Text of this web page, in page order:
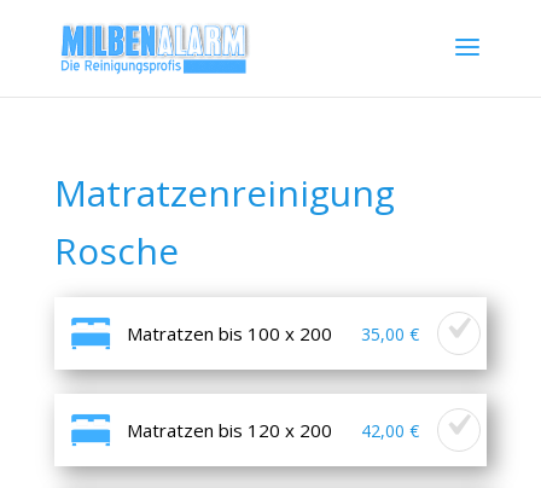
Matratzenreinigung
Rosche
Matratzen bis 100 x 200 35,00 €
Matratzen bis 120 x 200 42,00 €